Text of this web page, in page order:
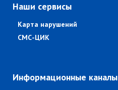
Наши сервисы
Карта нарушений
СМС-ЦИК
Информационные каналы